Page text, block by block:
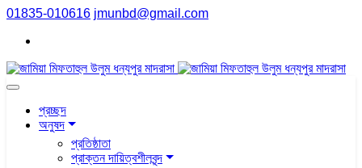
01835-010616 jmunbd@gmail.com
প্রচ্ছদ
অনুষদ
প্রতিষ্ঠাতা
প্রাক্তন দায়িত্বশীলবৃন্দ